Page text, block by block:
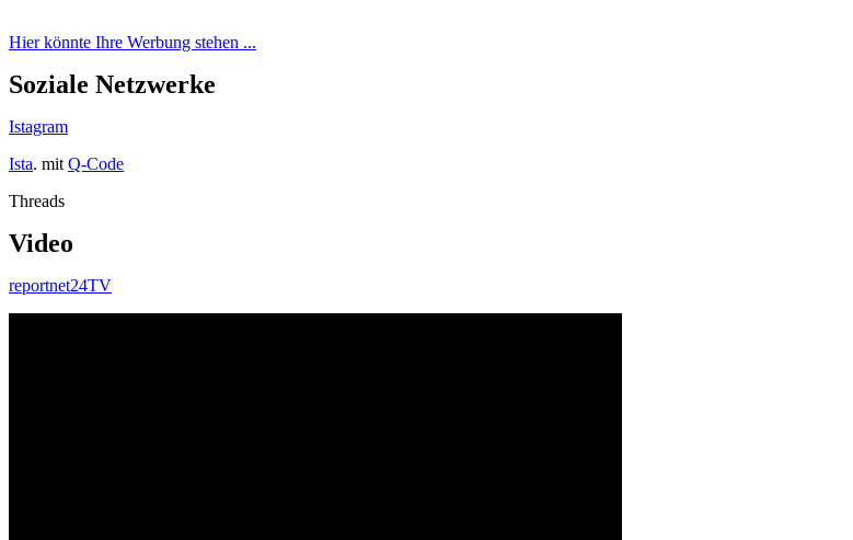
Hier könnte Ihre Werbung stehen ...
Soziale Netzwerke
Istagram
Ista. mit Q-Code
Threads
Video
reportnet24TV